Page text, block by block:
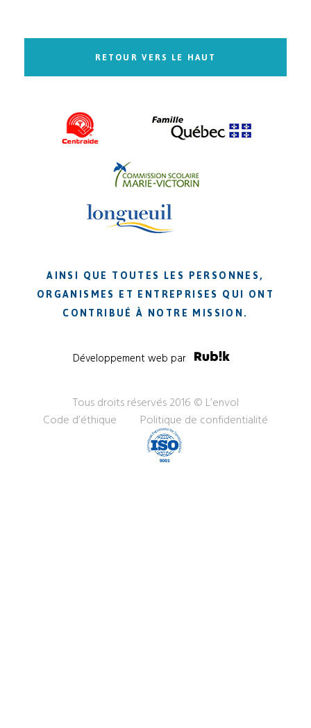
RETOUR VERS LE HAUT
AINSI QUE TOUTES LES PERSONNES,
ORGANISMES ET ENTREPRISES QUI ONT
CONTRIBUÉ À NOTRE MISSION.
Développement web par
Tous droits réservés 2016 © L’envol
Code d’éthique
Politique de confidentialité